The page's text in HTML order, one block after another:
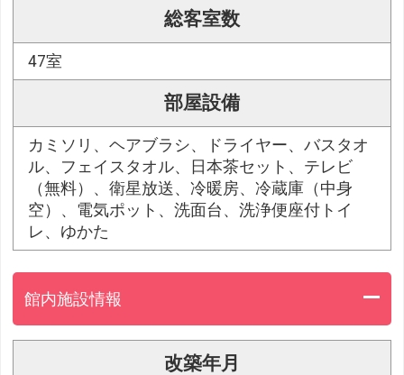
総客室数
47室
部屋設備
カミソリ、ヘアブラシ、ドライヤー、バスタオ
ル、フェイスタオル、日本茶セット、テレビ
（無料）、衛星放送、冷暖房、冷蔵庫（中身
空）、電気ポット、洗面台、洗浄便座付トイ
レ、ゆかた
館内施設情報
改築年月